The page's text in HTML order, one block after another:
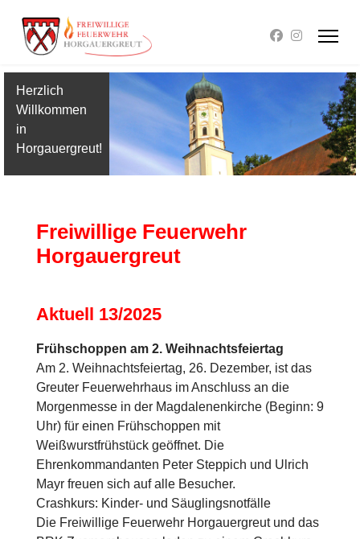
Herzlich
Willkommen
in
Horgauergreut!
Freiwillige Feuerwehr
Horgauergreut
Aktuell 13/2025
Frühschoppen am 2. Weihnachtsfeiertag
Am 2. Weihnachtsfeiertag, 26. Dezember, ist das
Greuter Feuerwehrhaus im Anschluss an die
Morgenmesse in der Magdalenenkirche (Beginn: 9
Uhr) für einen Frühschoppen mit
Weißwurstfrühstück geöffnet. Die
Ehrenkommandanten Peter Steppich und Ulrich
Mayr freuen sich auf alle Besucher.
Crashkurs: Kinder- und Säuglingsnotfälle
Die Freiwillige Feuerwehr Horgauergreut und das